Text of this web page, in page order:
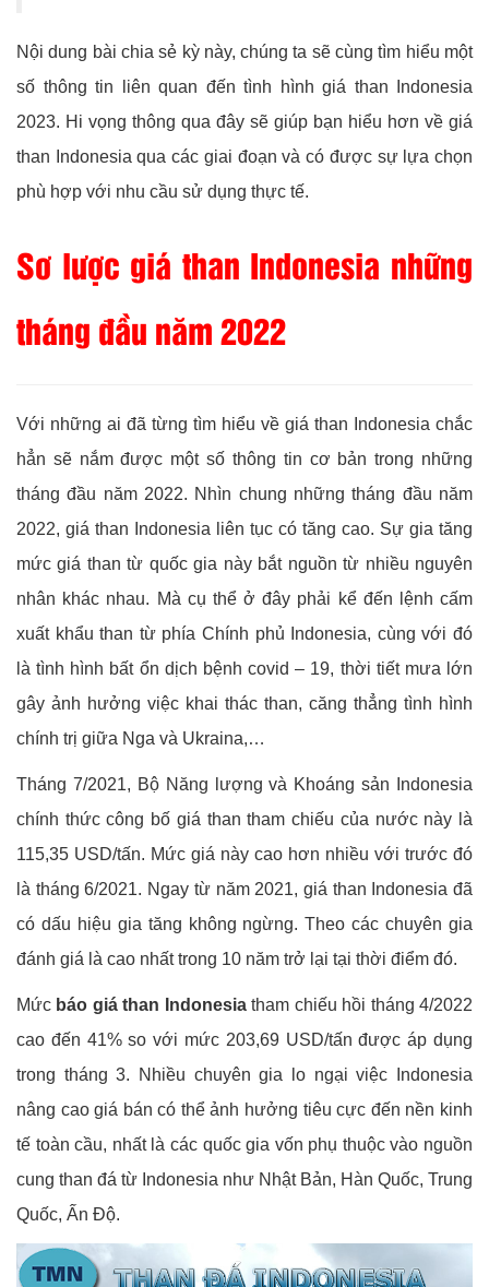
Nội dung bài chia sẻ kỳ này, chúng ta sẽ cùng tìm hiểu một
số thông tin liên quan đến tình hình giá than Indonesia
2023. Hi vọng thông qua đây sẽ giúp bạn hiểu hơn về giá
than Indonesia qua các giai đoạn và có được sự lựa chọn
phù hợp với nhu cầu sử dụng thực tế.
Sơ lược giá than Indonesia những
tháng đầu năm 2022
Với những ai đã từng tìm hiểu về giá than Indonesia chắc
hẳn sẽ nắm được một số thông tin cơ bản trong những
tháng đầu năm 2022. Nhìn chung những tháng đầu năm
2022, giá than Indonesia liên tục có tăng cao. Sự gia tăng
mức giá than từ quốc gia này bắt nguồn từ nhiều nguyên
nhân khác nhau. Mà cụ thể ở đây phải kể đến lệnh cấm
xuất khẩu than từ phía Chính phủ Indonesia, cùng với đó
là tình hình bất ổn dịch bệnh covid – 19, thời tiết mưa lớn
gây ảnh hưởng việc khai thác than, căng thẳng tình hình
chính trị giữa Nga và Ukraina,…
Tháng 7/2021, Bộ Năng lượng và Khoáng sản Indonesia
chính thức công bố giá than tham chiếu của nước này là
115,35 USD/tấn. Mức giá này cao hơn nhiều với trước đó
là tháng 6/2021. Ngay từ năm 2021, giá than Indonesia đã
có dấu hiệu gia tăng không ngừng. Theo các chuyên gia
đánh giá là cao nhất trong 10 năm trở lại tại thời điểm đó.
Mức báo giá than Indonesiatham chiếu hồi tháng 4/2022
cao đến 41% so với mức 203,69 USD/tấn được áp dụng
trong tháng 3. Nhiều chuyên gia lo ngại việc Indonesia
nâng cao giá bán có thể ảnh hưởng tiêu cực đến nền kinh
tế toàn cầu, nhất là các quốc gia vốn phụ thuộc vào nguồn
cung than đá từ Indonesia như Nhật Bản, Hàn Quốc, Trung
Quốc, Ấn Độ.